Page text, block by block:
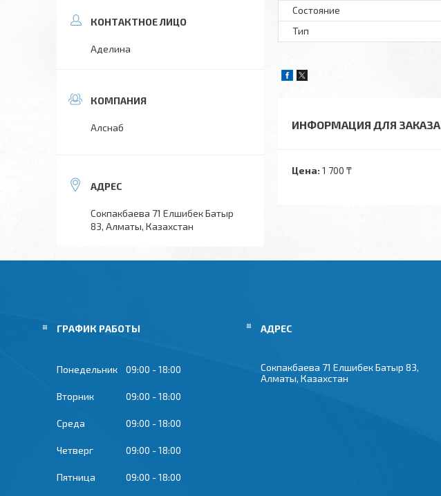
Состояние
Тип
ИНФОРМАЦИЯ ДЛЯ ЗАКАЗА
Цена: 1 700 ₸
Аделина
Алснаб
Сокпакбаева 71 Елшибек Батыр
83, Алматы, Казахстан
ГРАФИК РАБОТЫ
Понедельник 09:00 18:00
Вторник 09:00 18:00
Среда 09:00 18:00
Четверг 09:00 18:00
Пятница 09:00 18:00
Сокпакбаева 71 Елшибек Батыр 83,
Алматы, Казахстан